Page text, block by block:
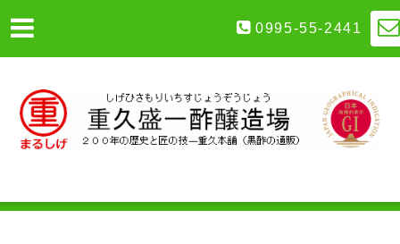
0995-55-2441